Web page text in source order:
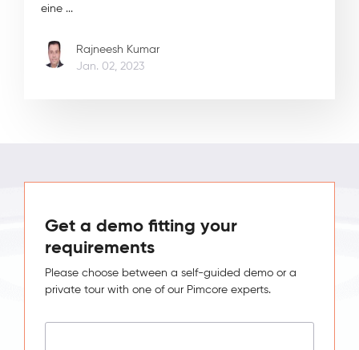
eine ...
Rajneesh Kumar
Jan. 02, 2023
Get a demo fitting your
requirements
Please choose between a self-guided demo or a
private tour with one of our Pimcore experts.